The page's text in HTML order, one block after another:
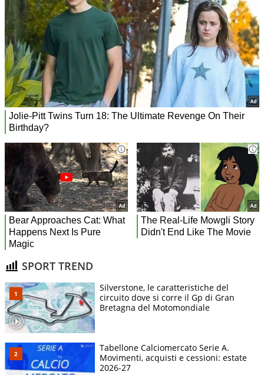
SPORT TREND
Silverstone, le caratteristiche del
circuito dove si corre il Gp di Gran
Bretagna del Motomondiale
Tabellone Calciomercato Serie A.
Movimenti, acquisti e cessioni: estate
2026-27